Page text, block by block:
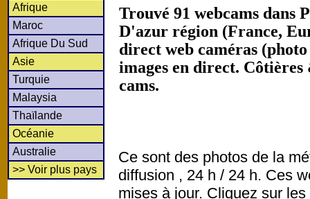
Afrique
Maroc
Afrique Du Sud
Asie
Turquie
Malaysia
Thaïlande
Océanie
Australie
>> Voir plus pays
Trouvé 91 webcams dans
D'azur région (France,
direct web caméras
images en direct.
cams.
Ce sont des photos de la
diffusion , 24 h / 24 h. Ces
mises à jour. Cliquez sur